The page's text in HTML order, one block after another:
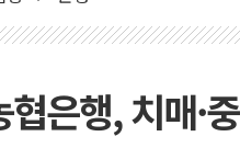
은행, 치매·